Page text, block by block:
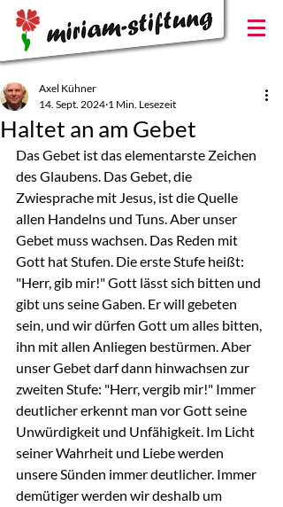
Haltet an am Gebet
Axel Kühner
14. Sept. 2024 1 Min. Lesezeit
Das Gebet ist das elementarste Zeichen
des Glaubens. Das Gebet, die
Zwiesprache mit Jesus, ist die Quelle
allen Handelns und Tuns. Aber unser
Gebet muss wachsen. Das Reden mit
Gott hat Stufen. Die erste Stufe heißt:
"Herr, gib mir!" Gott lässt sich bitten und
gibt uns seine Gaben. Er will gebeten
sein, und wir dürfen Gott um alles bitten,
ihn mit allen Anliegen bestürmen. Aber
unser Gebet darf dann hinwachsen zur
zweiten Stufe: "Herr, vergib mir!" Immer
deutlicher erkennt man vor Gott seine
Unwürdigkeit und Unfähigkeit. Im Licht
seiner Wahrheit und Liebe werden
unsere Sünden immer deutlicher. Immer
demütiger werden wir deshalb um